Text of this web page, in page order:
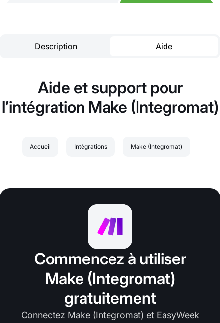
Description Aide
Aide et support pour
l’intégration Make (Integromat)
Accueil Intégrations Make (Integromat)
Commencez à utiliser
Make (Integromat)
gratuitement
Connectez Make (Integromat) et EasyWeek